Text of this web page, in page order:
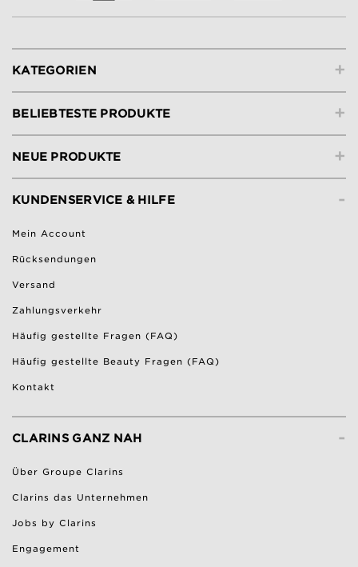
+
KATEGORIEN
+
BELIEBTESTE PRODUKTE
+
NEUE PRODUKTE
-
KUNDENSERVICE & HILFE
Mein Account
Rücksendungen
Versand
Zahlungsverkehr
Häufig gestellte Fragen (FAQ)
Häufig gestellte Beauty Fragen (FAQ)
Kontakt
-
CLARINS GANZ NAH
Über Groupe Clarins
Clarins das Unternehmen
Jobs by Clarins
Engagement